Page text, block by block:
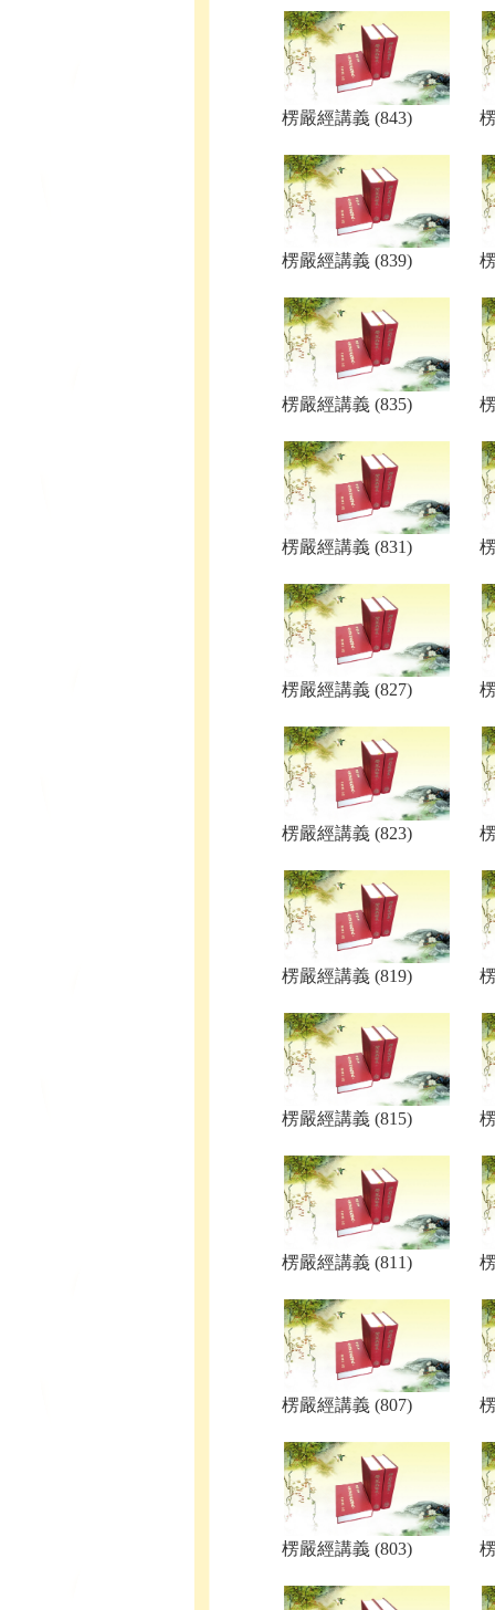
楞嚴經講義 (843)
楞嚴經講義 (839)
楞嚴經講義 (835)
楞嚴經講義 (831)
楞嚴經講義 (827)
楞嚴經講義 (823)
楞嚴經講義 (819)
楞嚴經講義 (815)
楞嚴經講義 (811)
楞嚴經講義 (807)
楞嚴經講義 (803)